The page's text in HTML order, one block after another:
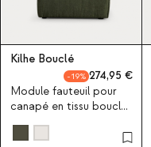
Kilhe Bouclé
19
274,95
Module fauteuil pour
canapé en tissu bouclé
Kilhe